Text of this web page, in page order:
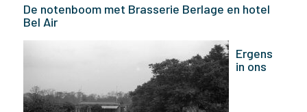
De notenboom met Brasserie Berlage en hotel
Bel Air
Ergens
in ons